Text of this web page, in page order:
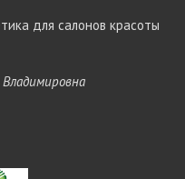
для салонов красоты